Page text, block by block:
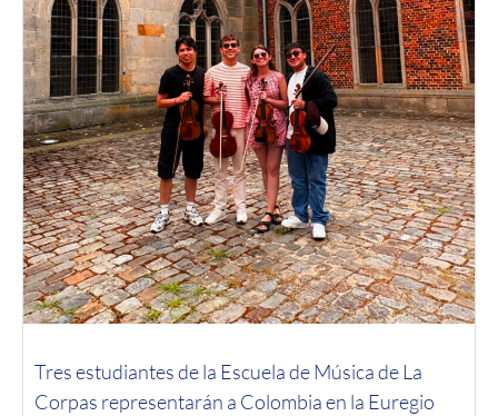
Tres estudiantes de la Escuela de Música de La
Corpas representarán a Colombia en la Euregio